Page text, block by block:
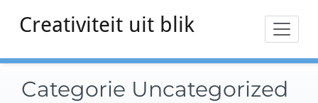
naarCreativiteit uit blik
Categorie Uncategorized